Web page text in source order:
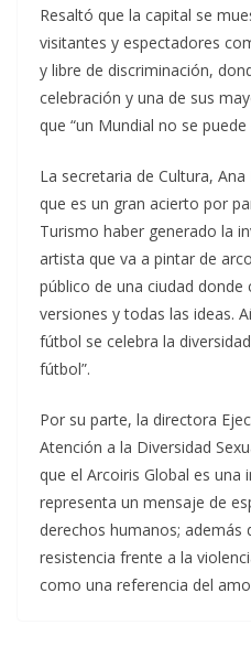
Resaltó que la capital se
visitantes y espectadores
y libre de discriminación,
celebración y una de sus
que “un Mundial no se
La secretaria de Cultura,
que es un gran acierto por
Turismo haber generado la
artista que va a pintar de
público de una ciudad donde
versiones y todas las ideas.
fútbol se celebra la
fútbol”.
Por su parte, la directora
Atención a la Diversidad
que el Arcoiris Global es una
representa un mensaje de
derechos humanos; además
resistencia frente a la
como una referencia del